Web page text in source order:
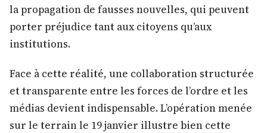
la propagation de fausses nouvelles, qui peuvent
porter préjudice tant aux citoyens qu’aux
institutions.
Face à cette réalité, une collaboration structurée
et transparente entre les forces de l’ordre et les
médias devient indispensable. L’opération menée
sur le terrain le 19 janvier illustre bien cette